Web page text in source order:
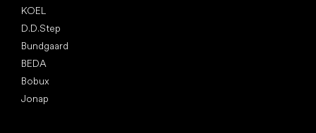
KOEL
D.D.Step
Bundgaard
BEDA
Bobux
Jonap